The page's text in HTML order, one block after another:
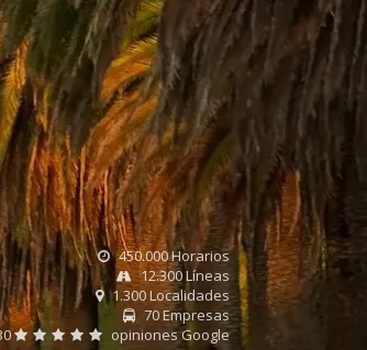
online
Tus
450.000 Horarios
12.300 Líneas
1.300 Localidades
70 Empresas
opiniones Google